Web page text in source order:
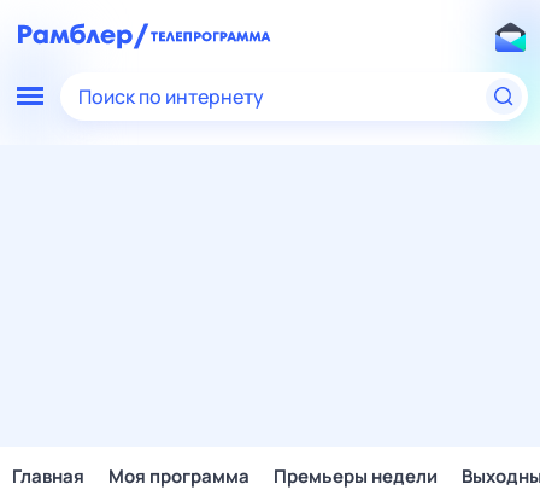
Поиск по интернету
Главная Моя программа Премьеры недели